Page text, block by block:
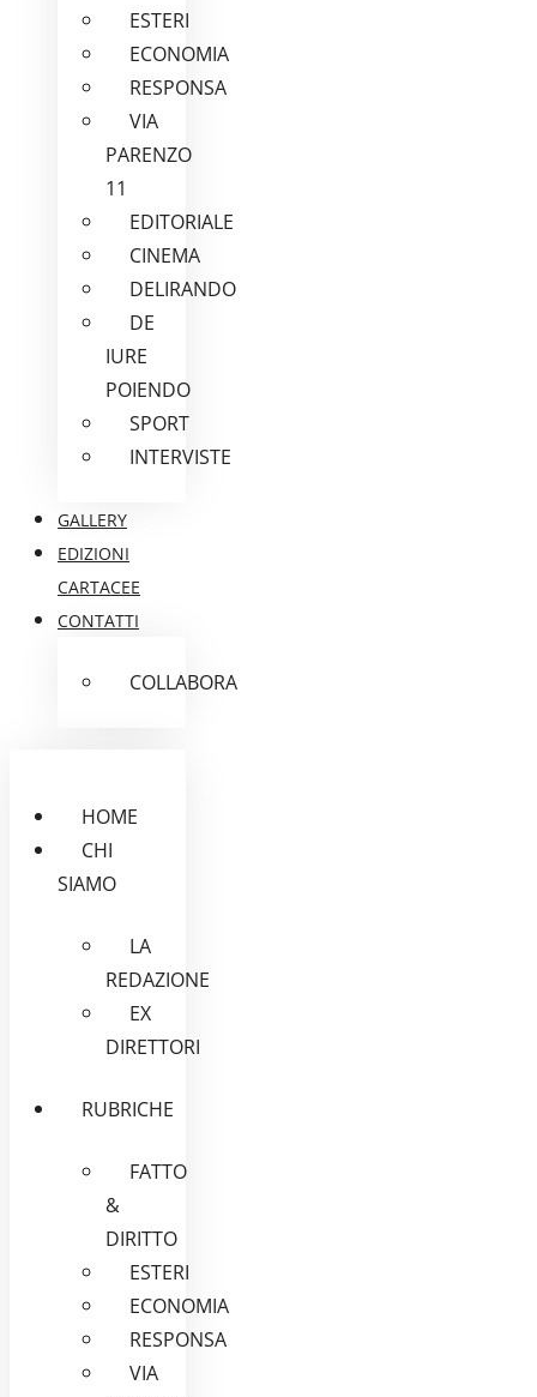
ESTERI
ECONOMIA
RESPONSA
VIA
PARENZO
11
EDITORIALE
CINEMA
DELIRANDO
DE
IURE
POIENDO
SPORT
INTERVISTE
GALLERY
EDIZIONI
CARTACEE
CONTATTI
COLLABORA
HOME
CHI
SIAMO
LA
REDAZIONE
EX
DIRETTORI
RUBRICHE
FATTO
&
DIRITTO
ESTERI
ECONOMIA
RESPONSA
VIA